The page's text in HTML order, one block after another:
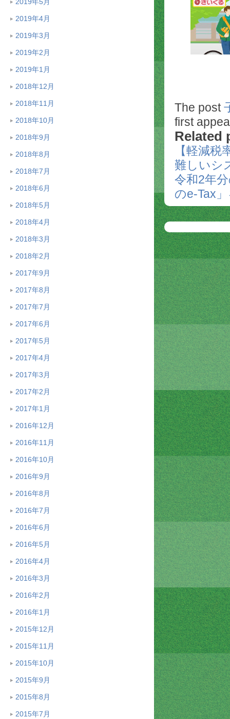
2019年4月
2019年3月
2019年2月
2019年1月
2018年12月
2018年11月
2018年10月
2018年9月
2018年8月
2018年7月
2018年6月
2018年5月
2018年4月
2018年3月
2018年2月
2017年9月
2017年8月
2017年7月
2017年6月
2017年5月
2017年4月
2017年3月
2017年2月
2017年1月
2016年12月
2016年11月
2016年10月
2016年9月
2016年8月
2016年7月
2016年6月
2016年5月
2016年4月
2016年3月
2016年2月
2016年1月
2015年12月
2015年11月
2015年10月
2015年9月
2015年8月
2015年7月
The post
first
Related
【軽減
難しいシ
令和2年
のe-Tax